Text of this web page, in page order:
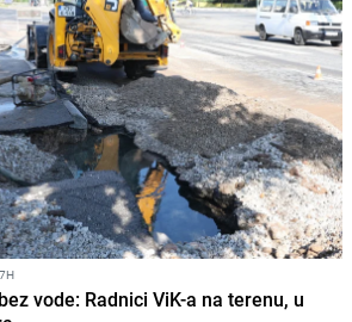
vode: Radnici ViK-a na terenu, u